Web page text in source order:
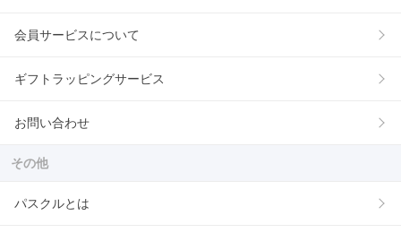
会員サービスについて
ギフトラッピングサービス
お問い合わせ
その他
パスクルとは